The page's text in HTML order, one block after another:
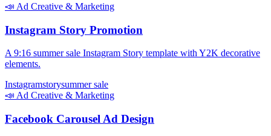
📣 Ad Creative & Marketing
Instagram Story Promotion
A 9:16 summer sale Instagram Story template with Y2K decorative
elements.
Instagramstorysummer sale
📣 Ad Creative & Marketing
Facebook Carousel Ad Design